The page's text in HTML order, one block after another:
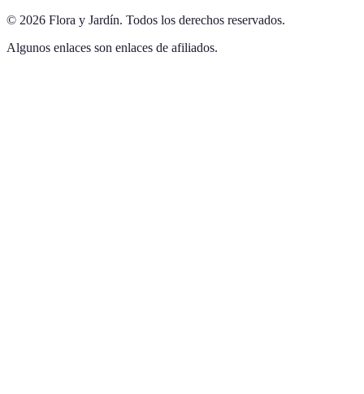
© 2026 Flora y Jardín. Todos los derechos reservados.
Algunos enlaces son enlaces de afiliados.